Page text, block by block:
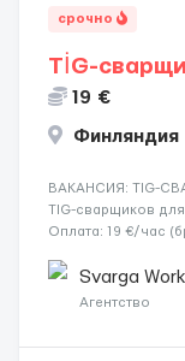
срочно
TİG-
19 €
Финляндия
​​ВАКАНСИЯ: TIG-
TIG-сварщиков
Оплата: 19 €/час
переработки. Дата
Svarga Work
Агентство